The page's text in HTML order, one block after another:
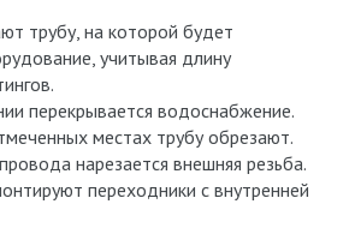
трубу, на которой будет
учитывая длину
перекрывается водоснабжение.
местах трубу обрезают.
нарезается внешняя резьба.
переходники с внутренней